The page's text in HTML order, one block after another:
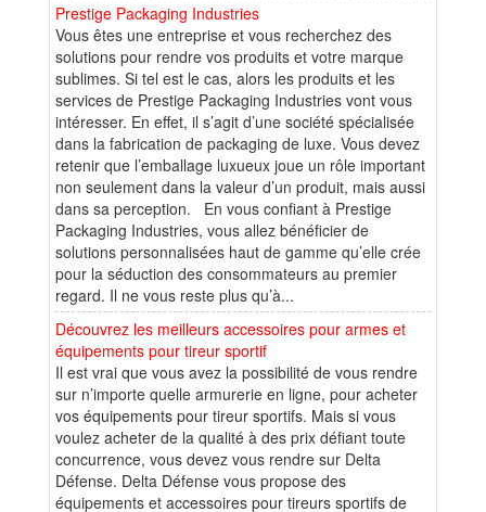
Prestige Packaging Industries
Vous êtes une entreprise et vous recherchez des
solutions pour rendre vos produits et votre marque
sublimes. Si tel est le cas, alors les produits et les
services de Prestige Packaging Industries vont vous
intéresser. En effet, il s’agit d’une société spécialisée
dans la fabrication de packaging de luxe. Vous devez
retenir que l’emballage luxueux joue un rôle important
non seulement dans la valeur d’un produit, mais aussi
dans sa perception. En vous confiant à Prestige
Packaging Industries, vous allez bénéficier de
solutions personnalisées haut de gamme qu’elle crée
pour la séduction des consommateurs au premier
regard. Il ne vous reste plus qu’à...
Découvrez les meilleurs accessoires pour armes et
équipements pour tireur sportif
Il est vrai que vous avez la possibilité de vous rendre
sur n’importe quelle armurerie en ligne, pour acheter
vos équipements pour tireur sportifs. Mais si vous
voulez acheter de la qualité à des prix défiant toute
concurrence, vous devez vous rendre sur Delta
Défense. Delta Défense vous propose des
équipements et accessoires pour tireurs sportifs de